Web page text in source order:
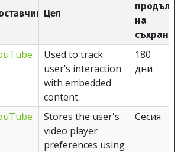
Цел
на
Used to track
user’s interaction
with embedded
content.
180
дни
Stores the user's
video player
preferences using
Сесия